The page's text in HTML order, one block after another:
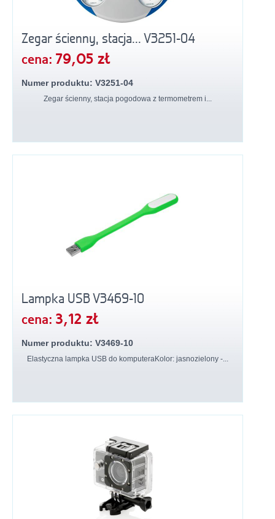
Zegar ścienny, stacja... V3251-04
cena: 79,05 zł
Numer produktu: V3251-04
Zegar ścienny, stacja pogodowa z termometrem i...
Lampka USB V3469-10
cena: 3,12 zł
Numer produktu: V3469-10
Elastyczna lampka USB do komputeraKolor: jasnozielony -...